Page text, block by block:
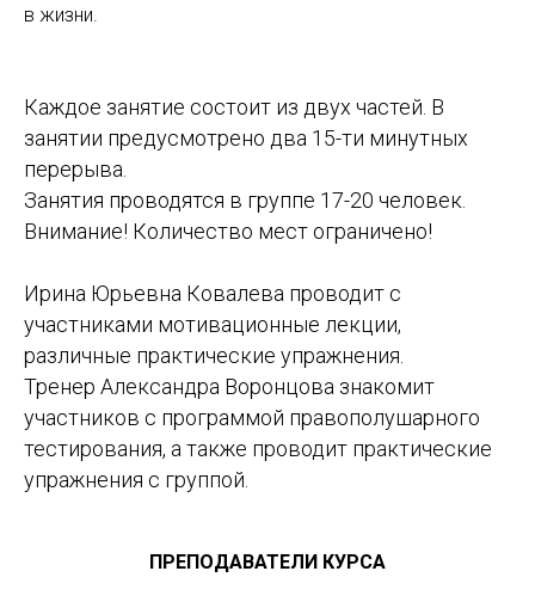
в жизни.
Каждое занятие состоит из двух частей. В
занятии предусмотрено два 15-ти минутных
перерыва.
Занятия проводятся в группе 17-20 человек.
Внимание! Количество мест ограничено!
Ирина Юрьевна Ковалева проводит с
участниками мотивационные лекции,
различные практические упражнения.
Тренер Александра Воронцова знакомит
участников с программой правополушарного
тестирования, а также проводит практические
упражнения с группой.
ПРЕПОДАВАТЕЛИ КУРСА